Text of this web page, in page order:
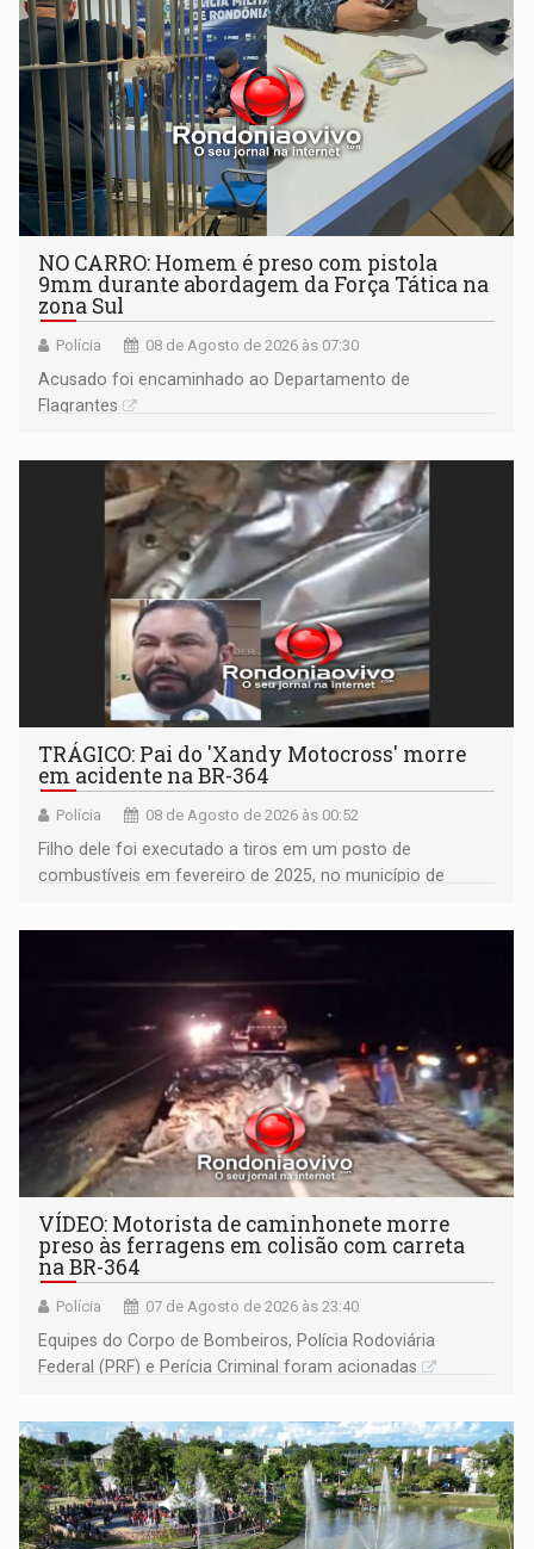
NO CARRO: Homem é preso com pistola
9mm durante abordagem da Força Tática na
zona Sul
Polícia 08 de Agosto de 2026 às 07:30
Acusado foi encaminhado ao Departamento de
Flagrantes
TRÁGICO: Pai do 'Xandy Motocross' morre
em acidente na BR-364
Polícia 08 de Agosto de 2026 às 00:52
Filho dele foi executado a tiros em um posto de
combustíveis em fevereiro de 2025, no município de
VÍDEO: Motorista de caminhonete morre
preso às ferragens em colisão com carreta
na BR-364
Polícia 07 de Agosto de 2026 às 23:40
Equipes do Corpo de Bombeiros, Polícia Rodoviária
Federal (PRF) e Perícia Criminal foram acionadas